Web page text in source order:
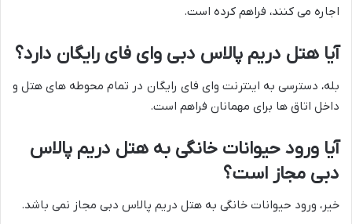
اجاره می کنند، فراهم کرده است.
آیا هتل دریم پالاس دبی وای فای رایگان دارد؟
بله، دسترسی به اینترنت وای فای رایگان در تمام محوطه های هتل و
داخل اتاق ها برای مهمانان فراهم است.
آیا ورود حیوانات خانگی به هتل دریم پالاس
دبی مجاز است؟
خیر، ورود حیوانات خانگی به هتل دریم پالاس دبی مجاز نمی باشد.